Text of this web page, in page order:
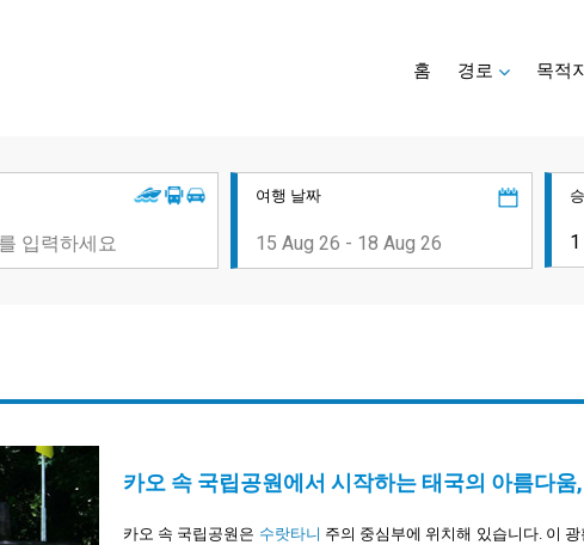
홈 경로 목적
여행 날짜
카오 속 국립공원에서 시작하는 태국의 아름다움
카오 속 국립공원은 수랏타니 주의 중심부에 위치해 있습니다. 이